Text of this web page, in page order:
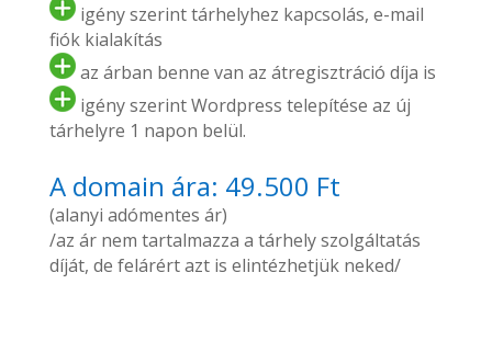
igény szerint tárhelyhez kapcsolás, e-mail
fiók kialakítás
az árban benne van az átregisztráció díja is
igény szerint Wordpress telepítése az új
tárhelyre 1 napon belül.
A domain ára: 49.500 Ft
(alanyi adómentes ár)
/az ár nem tartalmazza a tárhely szolgáltatás
díját, de felárért azt is elintézhetjük neked/